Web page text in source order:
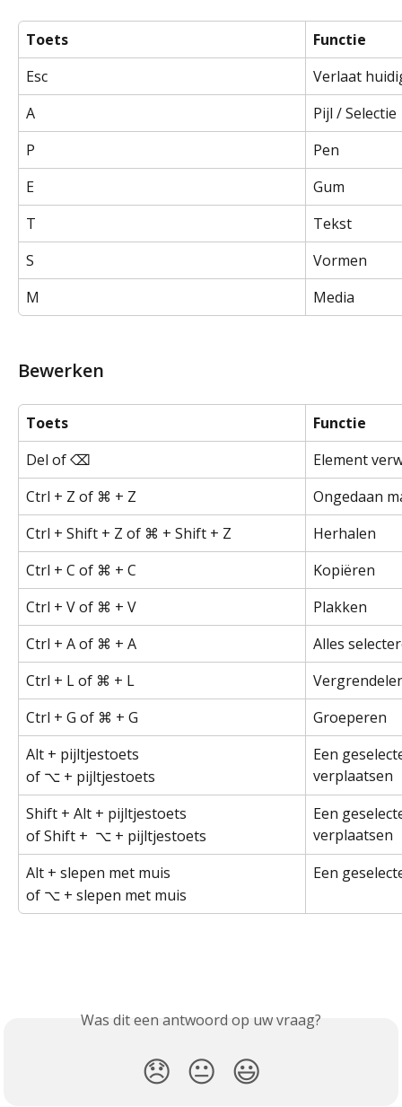
Toets
Functie
Esc
Verlaat
A
Pijl / Selectie
P
Pen
E
Gum
T
Tekst
S
Vormen
M
Media
Bewerken
Toets
Functie
Del of ⌫
Element
Ctrl + Z of ⌘ + Z
Ongedaan
Ctrl + Shift + Z of ⌘ + Shift + Z
Herhalen
Ctrl + C of ⌘ + C
Kopiëren
Ctrl + V of ⌘ + V
Plakken
Ctrl + A of ⌘ + A
Alles
Ctrl + L of ⌘ + L
Ctrl + G of ⌘ + G
Groeperen
Alt + pijltjestoets
of ⌥ + pijltjestoets
Een
verplaatsen
Shift + Alt + pijltjestoets
of Shift +  ⌥ + pijltjestoets
Een
verplaatsen
Alt + slepen met muis
of ⌥ + slepen met muis
Een
Was dit een antwoord op uw vraag?
😞 😐 😃